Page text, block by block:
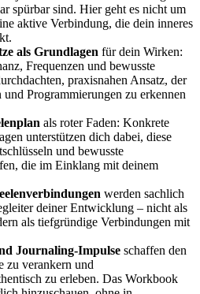
spürbar sind. Hier geht es nicht um
aktive Verbindung, die dein inneres
als Grundlagen für dein Wirken:
Frequenzen und bewusste
praxisnahen Ansatz, der
Programmierungen zu erkennen
als roter Faden: Konkrete
unterstützen dich dabei, diese
und bewusste
die im Einklang mit deinem
werden sachlich
deiner Entwicklung – nicht als
als tiefgründige Verbindungen mit
Journaling-Impulse schaffen den
zu verankern und
zu erleben. Das Workbook